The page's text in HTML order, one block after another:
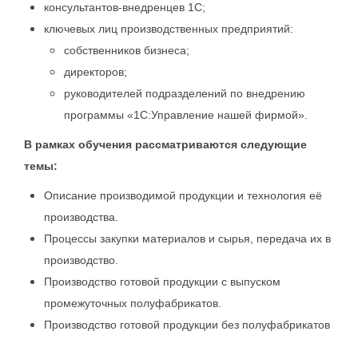
консультантов-внедренцев 1С;
ключевых лиц производственных предприятий:
собственников бизнеса;
директоров;
руководителей подразделений по внедрению
программы «1С:Управление нашей фирмой».
В рамках обучения рассматриваются следующие
темы:
Описание производимой продукции и технология её
производства.
Процессы закупки материалов и сырья, передача их в
производство.
Производство готовой продукции с выпуском
промежуточных полуфабрикатов.
Производство готовой продукции без полуфабрикатов